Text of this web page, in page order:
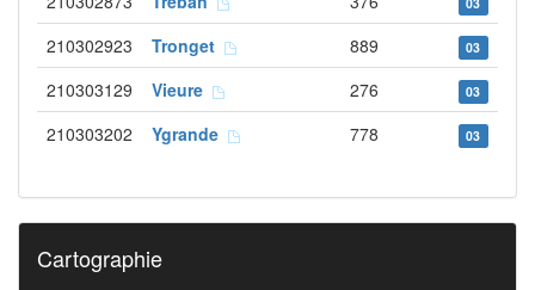
210302923 Tronget 889 03
210303129 Vieure 276 03
210303202 Ygrande 778 03
Cartographie